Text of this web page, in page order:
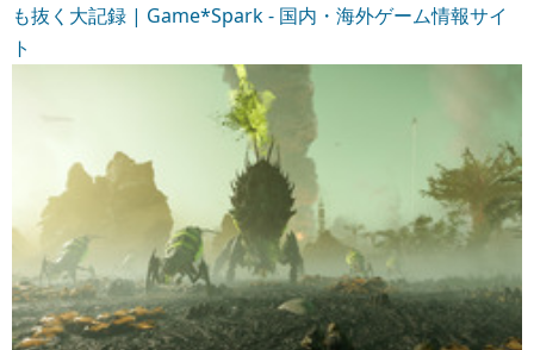
も抜く大記録 | Game*Spark - 国内・海外ゲーム情報サイ
ト